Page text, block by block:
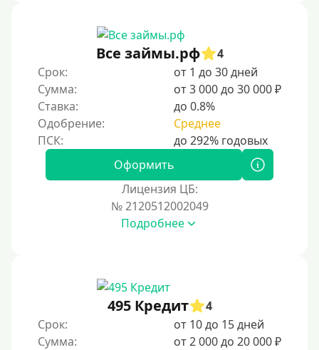
Все займы.рф
4
Срок:
от 1 до 30 дней
Сумма:
от 3 000 до 30 000 ₽
Ставка:
до 0.8%
Одобрение:
Среднее
Оформить
Лицензия ЦБ:
№ 2120512002049
Подробнее
495 Кредит
4
Срок:
от 10 до 15 дней
Сумма:
от 2 000 до 20 000 ₽